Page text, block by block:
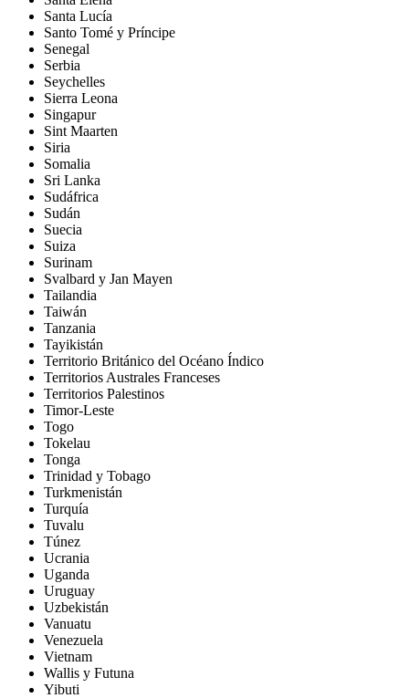
Santa Lucía
Santo Tomé y Príncipe
Senegal
Serbia
Seychelles
Sierra Leona
Singapur
Sint Maarten
Siria
Somalia
Sri Lanka
Sudáfrica
Sudán
Suecia
Suiza
Surinam
Svalbard y Jan Mayen
Tailandia
Taiwán
Tanzania
Tayikistán
Territorio Británico del Océano Índico
Territorios Australes Franceses
Territorios Palestinos
Timor-Leste
Togo
Tokelau
Tonga
Trinidad y Tobago
Turkmenistán
Turquía
Tuvalu
Túnez
Ucrania
Uganda
Uruguay
Uzbekistán
Vanuatu
Venezuela
Vietnam
Wallis y Futuna
Yibuti